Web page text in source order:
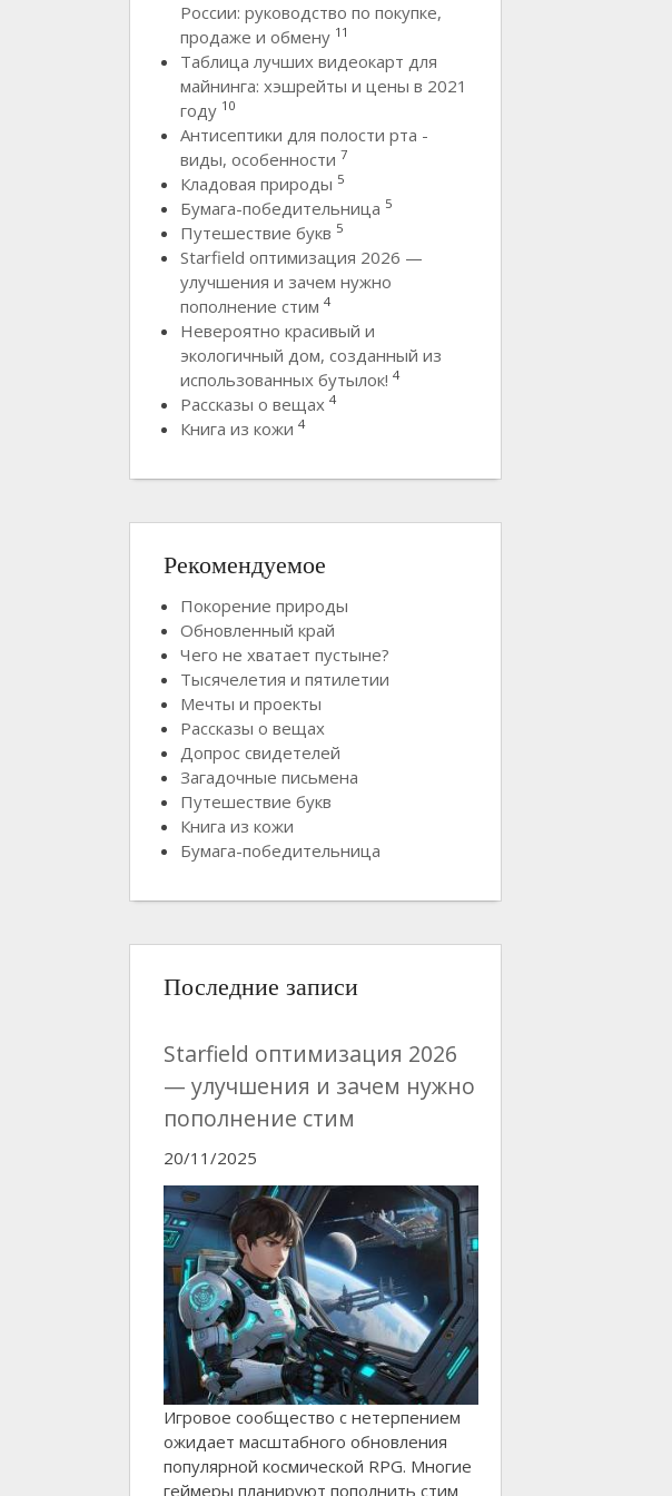
России: руководство по покупке,
продаже и обмену 11
Таблица лучших видеокарт для
майнинга: хэшрейты и цены в 2021
году 10
Антисептики для полости рта -
виды, особенности 7
Кладовая природы 5
Бумага-победительница 5
Путешествие букв 5
Starfield оптимизация 2026 —
улучшения и зачем нужно
пополнение стим 4
Невероятно красивый и
экологичный дом, созданный из
использованных бутылок! 4
Рассказы о вещах 4
Книга из кожи 4
Рекомендуемое
Покорение природы
Обновленный край
Чего не хватает пустыне?
Тысячелетия и пятилетии
Мечты и проекты
Рассказы о вещах
Допрос свидетелей
Загадочные письмена
Путешествие букв
Книга из кожи
Бумага-победительница
Последние записи
Starfield оптимизация 2026
— улучшения и зачем нужно
пополнение стим
20/11/2025
Игровое сообщество с нетерпением
ожидает масштабного обновления
популярной космической RPG. Многие
геймеры планируют пополнить стим